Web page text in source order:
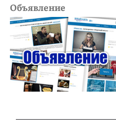
Объявление